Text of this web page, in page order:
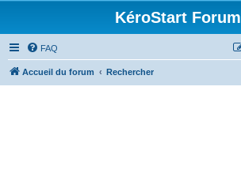
KéroStart Forum
FAQ
Accueil du forum Rechercher